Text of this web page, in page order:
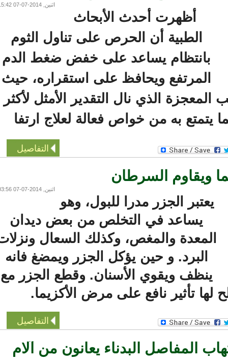
اثنين, 2014-07-07 15:42
أظهرت أحدث الأبحاث
الطبية أن الحرص على تناول الثوم
بانتظام يساعد على خفض ضغط الدم
المرتفع ويحافظ على استقراره، حيث
الذي نال التقدير الأمثل لأكثر
التفاصيل
ويقاوم السرطان
اثنين, 2014-07-07 03:56
يعتبر الجزر مدرا للبول، وهو
يساعد في التخلص من بعض ديدان
المعدة والمغص، وكذلك السعال ونزلات
البرد. و حين يؤكل الجزر ويمضغ فانه
ينظف ويقوي الأسنان. وقطع الجزر مع
تأثير نافع على مرض الأكزيما.
التفاصيل
البدناء يعانون من آلام